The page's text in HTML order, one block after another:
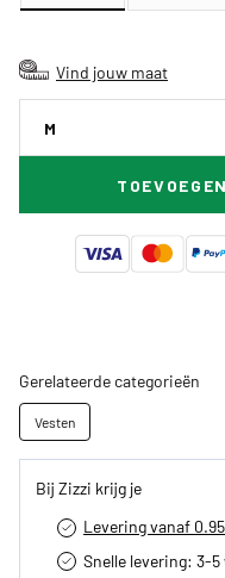
Vind jouw maat
M
Gerelateerde categorieën
Vesten
Bij Zizzi krijg je
Levering vanaf
Snelle levering: 3-5